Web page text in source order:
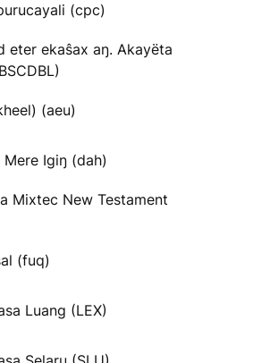
(cpc)
eter ekaŝax aŋ. Akayëta
(aeu)
Mere Igiŋ (dah)
Mixtec New Testament
(fuq)
Luang (LEX)